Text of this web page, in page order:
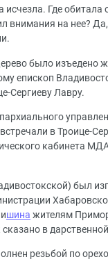
Где обитала
внимания на нее?
было изъедено
епископ
Сергиеву Лавру.
в Троице-
кабинета
был
шина жителям
в
резьбой по